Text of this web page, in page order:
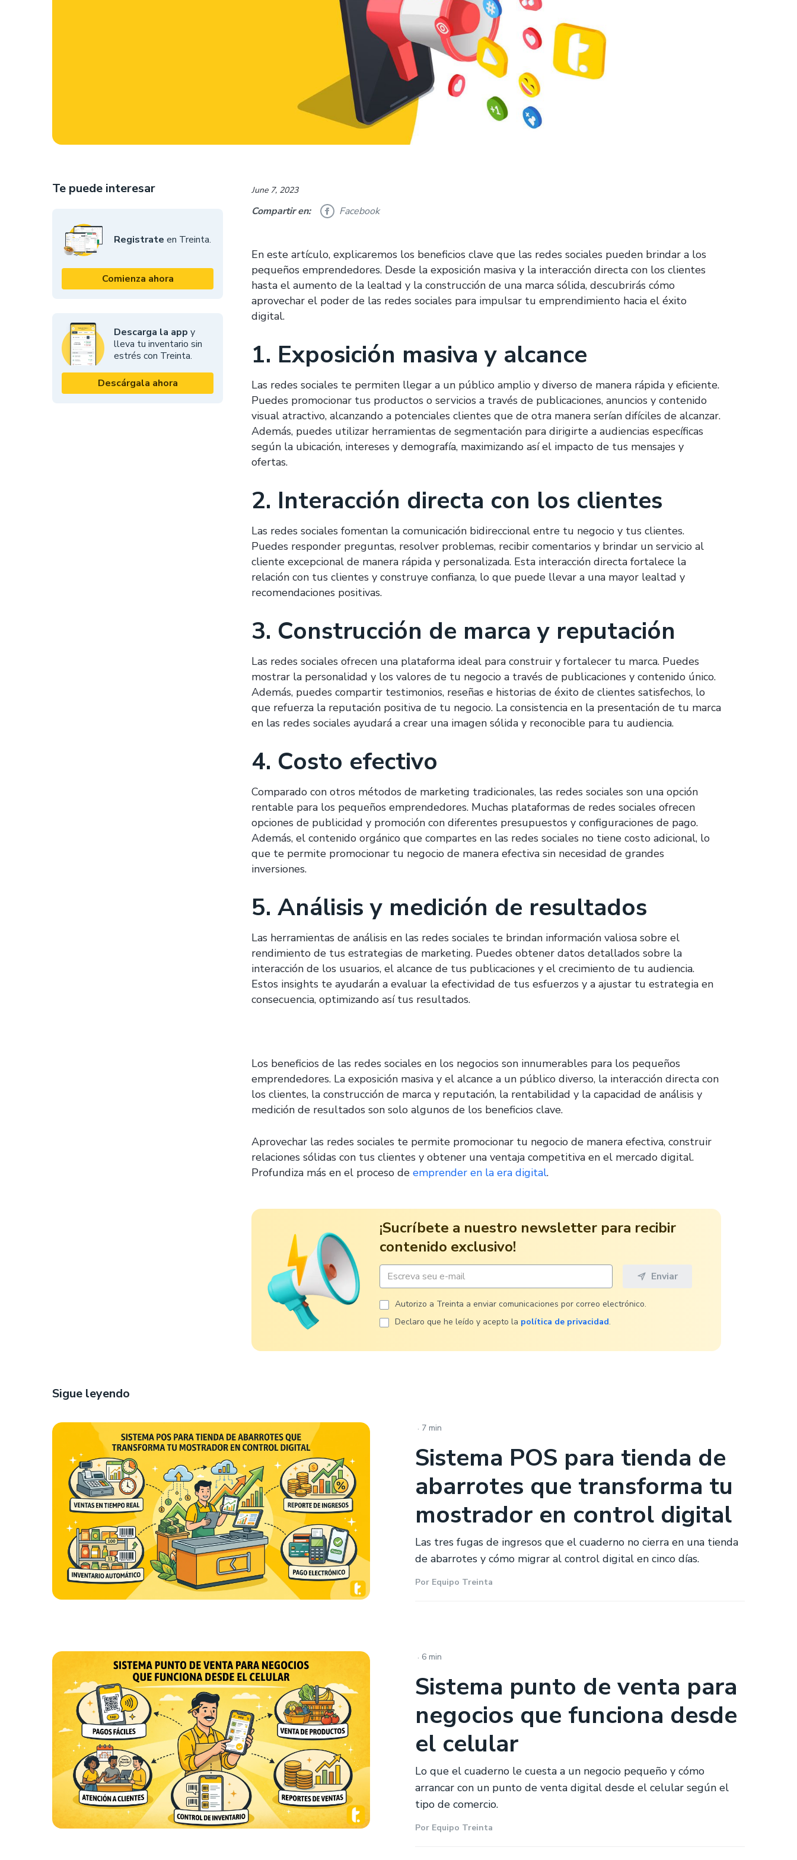
Te puede interesar
Registrate en Treinta.
Comienza ahora
Descarga la app y
lleva tu inventario sin
estrés con Treinta.
Descárgala ahora
June 7, 2023
Compartir en: Facebook
En este artículo, explicaremos los beneficios clave que las redes sociales pueden brindar a los
pequeños emprendedores. Desde la exposición masiva y la interacción directa con los clientes
hasta el aumento de la lealtad y la construcción de una marca sólida, descubrirás cómo
aprovechar el poder de las redes sociales para impulsar tu emprendimiento hacia el éxito
digital.
1. Exposición masiva y alcance
Las redes sociales te permiten llegar a un público amplio y diverso de manera rápida y eficiente.
Puedes promocionar tus productos o servicios a través de publicaciones, anuncios y contenido
visual atractivo, alcanzando a potenciales clientes que de otra manera serían difíciles de alcanzar.
Además, puedes utilizar herramientas de segmentación para dirigirte a audiencias específicas
según la ubicación, intereses y demografía, maximizando así el impacto de tus mensajes y
ofertas.
2. Interacción directa con los clientes
Las redes sociales fomentan la comunicación bidireccional entre tu negocio y tus clientes.
Puedes responder preguntas, resolver problemas, recibir comentarios y brindar un servicio al
cliente excepcional de manera rápida y personalizada. Esta interacción directa fortalece la
relación con tus clientes y construye confianza, lo que puede llevar a una mayor lealtad y
recomendaciones positivas.
3. Construcción de marca y reputación
Las redes sociales ofrecen una plataforma ideal para construir y fortalecer tu marca. Puedes
mostrar la personalidad y los valores de tu negocio a través de publicaciones y contenido único.
Además, puedes compartir testimonios, reseñas e historias de éxito de clientes satisfechos, lo
que refuerza la reputación positiva de tu negocio. La consistencia en la presentación de tu marca
en las redes sociales ayudará a crear una imagen sólida y reconocible para tu audiencia.
4. Costo efectivo
Comparado con otros métodos de marketing tradicionales, las redes sociales son una opción
rentable para los pequeños emprendedores. Muchas plataformas de redes sociales ofrecen
opciones de publicidad y promoción con diferentes presupuestos y configuraciones de pago.
Además, el contenido orgánico que compartes en las redes sociales no tiene costo adicional, lo
que te permite promocionar tu negocio de manera efectiva sin necesidad de grandes
inversiones.
5. Análisis y medición de resultados
Las herramientas de análisis en las redes sociales te brindan información valiosa sobre el
rendimiento de tus estrategias de marketing. Puedes obtener datos detallados sobre la
interacción de los usuarios, el alcance de tus publicaciones y el crecimiento de tu audiencia.
Estos insights te ayudarán a evaluar la efectividad de tus esfuerzos y a ajustar tu estrategia en
consecuencia, optimizando así tus resultados.
Los beneficios de las redes sociales en los negocios son innumerables para los pequeños
emprendedores. La exposición masiva y el alcance a un público diverso, la interacción directa con
los clientes, la construcción de marca y reputación, la rentabilidad y la capacidad de análisis y
medición de resultados son solo algunos de los beneficios clave.
Aprovechar las redes sociales te permite promocionar tu negocio de manera efectiva, construir
relaciones sólidas con tus clientes y obtener una ventaja competitiva en el mercado digital.
Profundiza más en el proceso de emprender en la era digital.
¡Sucríbete a nuestro newsletter para recibir
contenido exclusivo!
Autorizo ​​a Treinta a enviar comunicaciones por correo electrónico.
Declaro que he leído y acepto la política de privacidad.
Sigue leyendo
. 7 min
Sistema POS para tienda de
abarrotes que transforma tu
mostrador en control digital
Las tres fugas de ingresos que el cuaderno no cierra en una tienda
de abarrotes y cómo migrar al control digital en cinco días.
Por Equipo Treinta
. 6 min
Sistema punto de venta para
negocios que funciona desde
el celular
Lo que el cuaderno le cuesta a un negocio pequeño y cómo
arrancar con un punto de venta digital desde el celular según el
tipo de comercio.
Por Equipo Treinta